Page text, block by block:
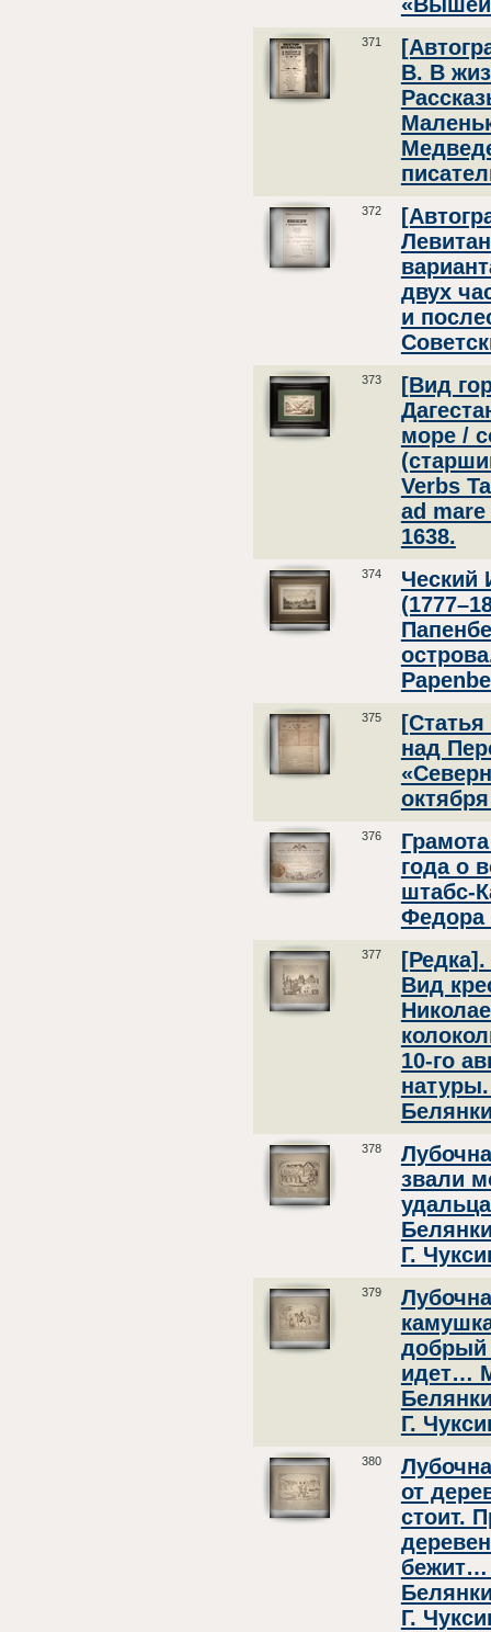
371
В. В
372
двух
и
373
[Вид
море /
Verbs
ad
1638.
374
Ческий
375
над
октября
376
года о
штабс-
Федора
377
Вид
10-го
378
звали
Г.
379
добрый
идет…
Г.
380
от
стоит.
Г.